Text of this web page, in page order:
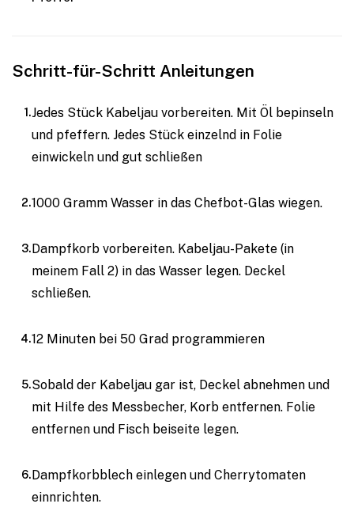
Schritt-für-Schritt Anleitungen
Jedes Stück Kabeljau vorbereiten. Mit Öl bepinseln
und pfeffern. Jedes Stück einzelnd in Folie
einwickeln und gut schließen
1000 Gramm Wasser in das Chefbot-Glas wiegen.
Dampfkorb vorbereiten. Kabeljau-Pakete (in
meinem Fall 2) in das Wasser legen. Deckel
schließen.
12 Minuten bei 50 Grad programmieren
Sobald der Kabeljau gar ist, Deckel abnehmen und
mit Hilfe des Messbecher, Korb entfernen. Folie
entfernen und Fisch beiseite legen.
Dampfkorbblech einlegen und Cherrytomaten
einnrichten.